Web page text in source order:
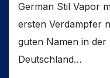
German Stil Vapor
ersten Verdampfer
guten Namen in
Deutschland…